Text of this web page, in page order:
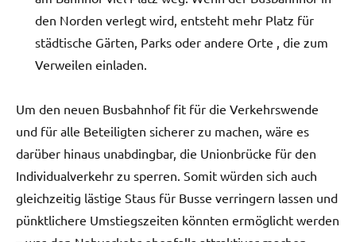
den Norden verlegt wird, entsteht mehr Platz für
städtische Gärten, Parks oder andere Orte , die zum
Verweilen einladen.
Um den neuen Busbahnhof fit für die Verkehrswende
und für alle Beteiligten sicherer zu machen, wäre es
darüber hinaus unabdingbar, die Unionbrücke für den
Individualverkehr zu sperren. Somit würden sich auch
gleichzeitig lästige Staus für Busse verringern lassen und
pünktlichere Umstiegszeiten könnten ermöglicht werden